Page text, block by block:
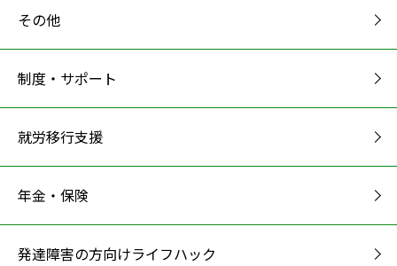
その他
制度・サポート
就労移行支援
年金・保険
発達障害の方向けライフハック